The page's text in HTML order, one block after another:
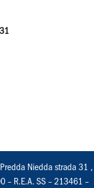
Niedda strada 31 ,
– R.E.A. SS – 213461 –